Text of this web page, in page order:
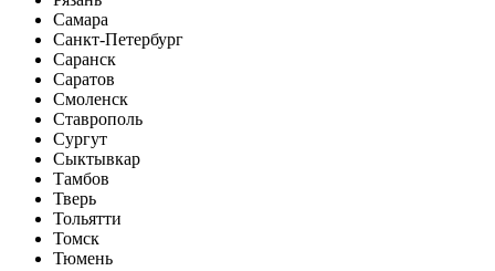
Самара
Санкт-Петербург
Саранск
Саратов
Смоленск
Ставрополь
Сургут
Сыктывкар
Тамбов
Тверь
Тольятти
Томск
Тюмень